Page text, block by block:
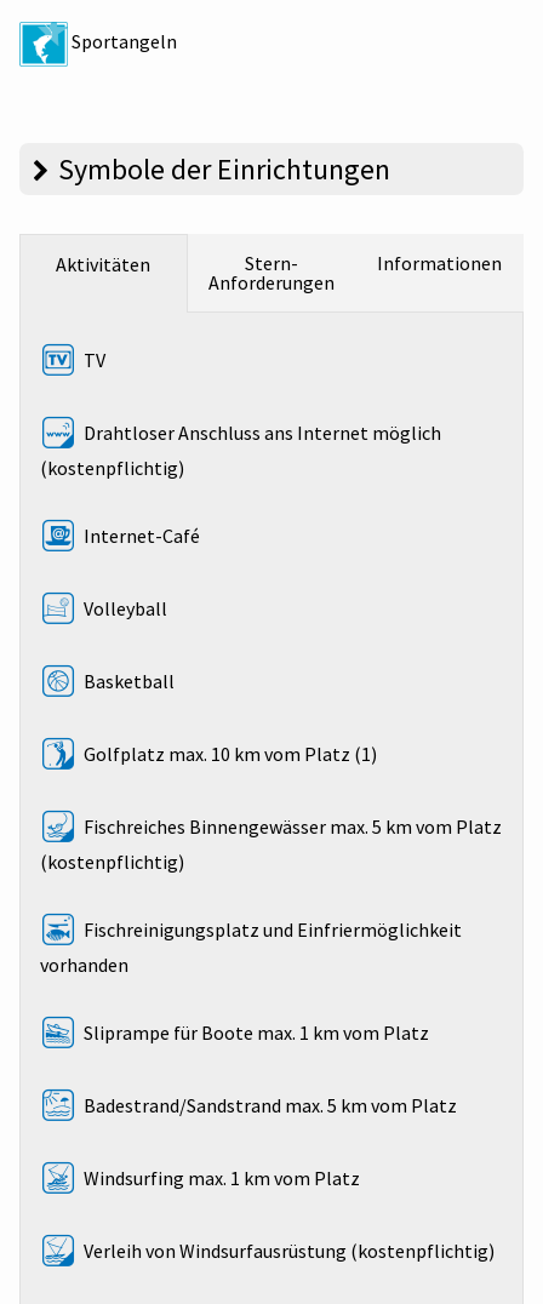
Sportangeln
Symbole der Einrichtungen
Aktivitäten
Stern-
Anforderungen
Informationen
TV
Drahtloser Anschluss ans Internet möglich
(kostenpflichtig)
Internet-Café
Volleyball
Basketball
Golfplatz max. 10 km vom Platz (1)
Fischreiches Binnengewässer max. 5 km vom Platz
(kostenpflichtig)
Fischreinigungsplatz und Einfriermöglichkeit
vorhanden
Sliprampe für Boote max. 1 km vom Platz
Badestrand/Sandstrand max. 5 km vom Platz
Windsurfing max. 1 km vom Platz
Verleih von Windsurfausrüstung (kostenpflichtig)